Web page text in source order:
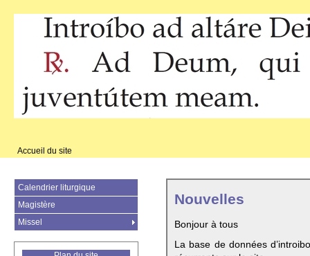
Accueil du site
Nouvelles
Bonjour à tous
La base de données
Calendrier liturgique
Magistère
Missel